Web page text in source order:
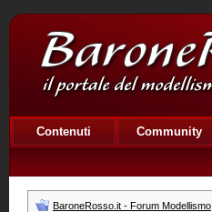
Contenuti Community
BaroneRosso.it - Forum Modellismo